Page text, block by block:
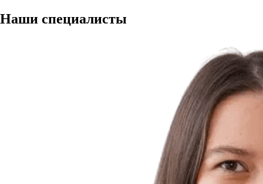
Наши специалисты